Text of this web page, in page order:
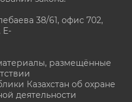
38/61, офис 702,
E-
размещённые
Казахстан об охране
деятельности